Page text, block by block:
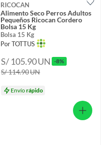
RICOCAN
Alimento Seco Perros Adultos
Pequeños Ricocan Cordero
Bolsa 15 Kg
Bolsa 15 Kg
Por TOTTUS
S/ 105.90UN -8%
S/ 114.90UN
Envíorápido